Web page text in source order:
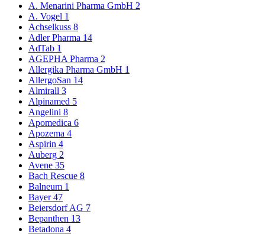
A. Menarini Pharma GmbH 2
A. Vogel 1
Achselkuss 8
Adler Pharma 14
AdTab 1
AGEPHA Pharma 2
Allergika Pharma GmbH 1
AllergoSan 14
Almirall 3
Alpinamed 5
Angelini 8
Apomedica 6
Apozema 4
Aspirin 4
Auberg 2
Avene 35
Bach Rescue 8
Balneum 1
Bayer47
Beiersdorf AG 7
Bepanthen 13
Betadona 4